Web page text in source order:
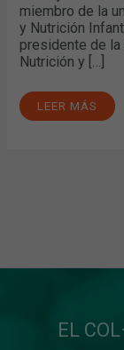
miembro de la
y Nutrición
presidente de
Nutrición y […]
LEER MÁS
EL